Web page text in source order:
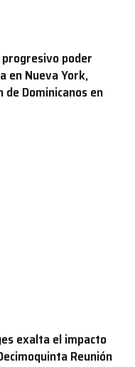
poder
en Nueva York,
Dominicanos en
exalta el impacto
Reunión